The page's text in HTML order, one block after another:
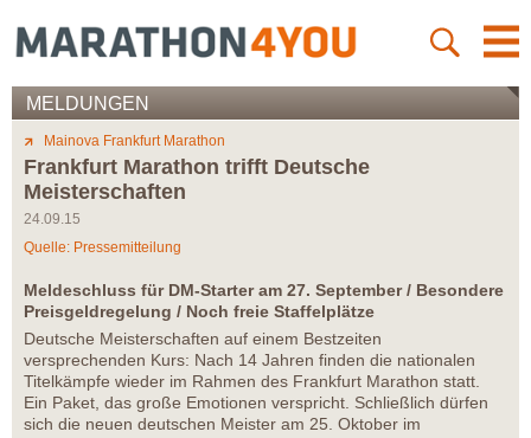
MELDUNGEN
Mainova Frankfurt Marathon
Frankfurt Marathon trifft Deutsche
Meisterschaften
24.09.15
Quelle: Pressemitteilung
Meldeschluss für DM-Starter am 27. September / Besondere
Preisgeldregelung / Noch freie Staffelplätze
Deutsche Meisterschaften auf einem Bestzeiten
versprechenden Kurs: Nach 14 Jahren finden die nationalen
Titelkämpfe wieder im Rahmen des Frankfurt Marathon statt.
Ein Paket, das große Emotionen verspricht. Schließlich dürfen
sich die neuen deutschen Meister am 25. Oktober im